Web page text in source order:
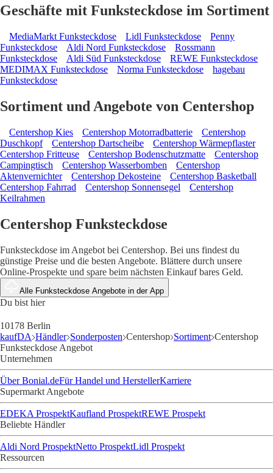
Geschäfte mit Funksteckdose im Sortiment
MediaMarkt Funksteckdose Lidl Funksteckdose
Penny
Funksteckdose
Aldi Nord Funksteckdose
Rossmann
Funksteckdose
Aldi Süd Funksteckdose
REWE Funksteckdose
MEDIMAX Funksteckdose
Norma Funksteckdose
hagebau
Funksteckdose
Sortiment und Angebote von Centershop
Centershop Kies Centershop Motorradbatterie
Centershop
Duschkopf
Centershop Dartscheibe
Centershop Wärmepflaster
Centershop Fritteuse
Centershop Bodenschutzmatte
Centershop
Campingtisch
Centershop Wasserbomben
Centershop
Aktenvernichter
Centershop Dekosteine
Centershop Basketball
Centershop Fahrrad
Centershop Sonnensegel
Centershop
Keilrahmen
Centershop Funksteckdose
Funksteckdose im Angebot bei Centershop. Bei uns findest du
günstige Preise und die besten Angebote. Blättere durch unsere
Online-Prospekte und spare beim nächsten Einkauf bares Geld.
Alle Funksteckdose Angebote in der App
Du bist hier
10178 Berlin
kaufDA Händler Sonderposten Centershop Sortiment Centershop
Funksteckdose Angebot
Unternehmen
Über Bonial.deFür Handel und HerstellerKarriere
Supermarkt Angebote
EDEKA ProspektKaufland ProspektREWE Prospekt
Beliebte Händler
Aldi Nord ProspektNetto ProspektLidl Prospekt
Ressourcen